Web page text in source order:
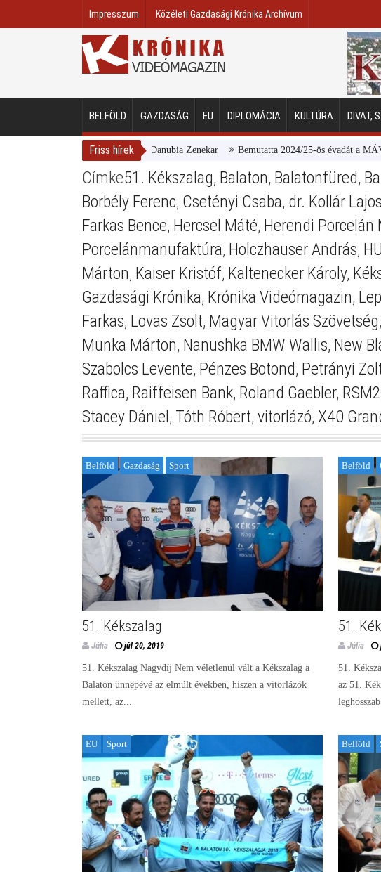
Impresszum Közéleti Gazdasági Krónika Archívum
BELFÖLD GAZDASÁG EU DIPLOMÁCIA KULTÚRA DIVAT,
Friss hírek
Magyar Nemzeti Galéria és a Danubia Zenekar Bemutatta 2024/25-ös évadát a MÁV
Címke51. Kékszalag, Balaton, Balatonfüred,
Borbély Ferenc, Csetényi Csaba, dr. Kollár Lajos
Farkas Bence, Hercsel Máté, Herendi
Porcelánmanufaktúra, Holczhauser András,
Márton, Kaiser Kristóf, Kaltenecker Károly,
Gazdasági Krónika, Krónika Videómagazin,
Farkas, Lovas Zsolt, Magyar Vitorlás Szövetség,
Munka Márton, Nanushka BMW Wallis, New
Szabolcs Levente, Pénzes Botond, Petrányi
Raffica, Raiffeisen Bank, Roland Gaebler, RSM2
Stacey Dániel , Tóth Róbert, vitorlázó, X40
Belföld Gazdaság Sport
51. Kékszalag
Júlia júl 20, 2019
51. Kékszalag Nagydíj Nem véletlenül vált a Kékszalag a
Balaton ünnepévé az elmúlt években, hiszen a vitorlázók
mellett, az...
Belföld
51.
Júlia
51.
az 51.
EU Sport Belföld